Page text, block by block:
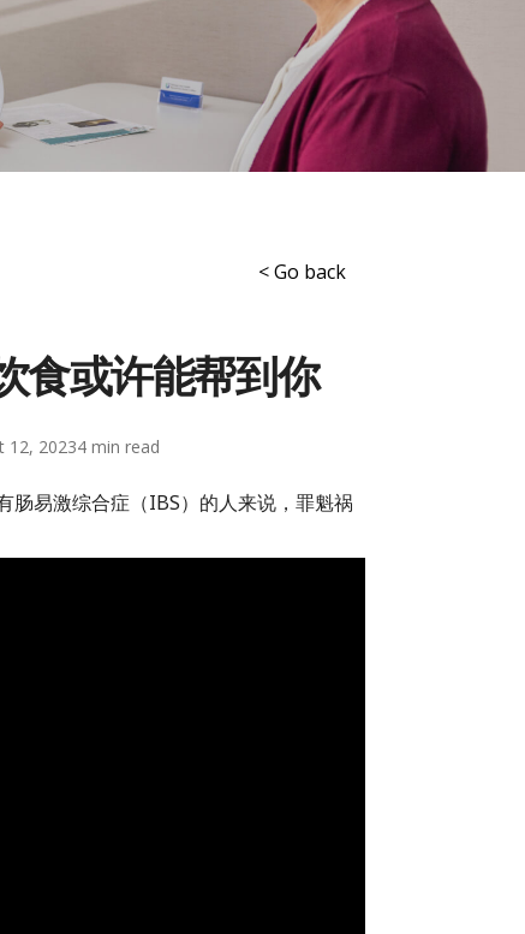
< Go back
食或许能帮到你
12, 20234
肠易激综合症（IBS）的人来说，罪魁祸